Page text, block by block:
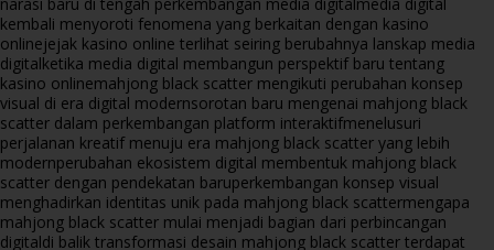
kembali menyoroti fenomena yang berkaitan dengan kasino
onlinejejak kasino online terlihat seiring berubahnya lanskap media
digitalketika media digital membangun perspektif baru tentang
kasino onlinemahjong black scatter mengikuti perubahan konsep
visual di era digital modernsorotan baru mengenai mahjong black
scatter dalam perkembangan platform interaktifmenelusuri
perjalanan kreatif menuju era mahjong black scatter yang lebih
modernperubahan ekosistem digital membentuk mahjong black
scatter dengan pendekatan baruperkembangan konsep visual
menghadirkan identitas unik pada mahjong black scattermengapa
mahjong black scatter mulai menjadi bagian dari perbincangan
digitaldi balik transformasi desain mahjong black scatter terdapat